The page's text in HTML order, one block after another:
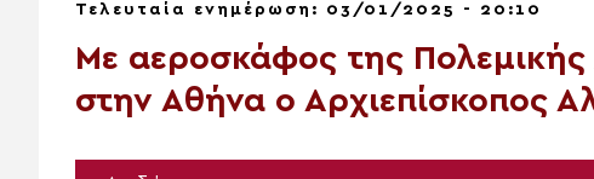
Τελευταία ενημέρωση: 03/01/2025 - 20:10
Με αεροσκάφος της
στην Αθήνα ο Αρχιεπίσκοπος